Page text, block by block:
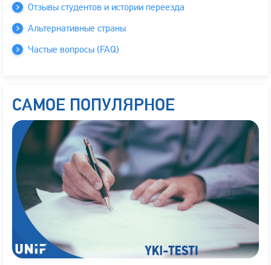
Отзывы студентов и истории переезда
Альтернативные страны
Частые вопросы (FAQ)
САМОЕ ПОПУЛЯРНОЕ